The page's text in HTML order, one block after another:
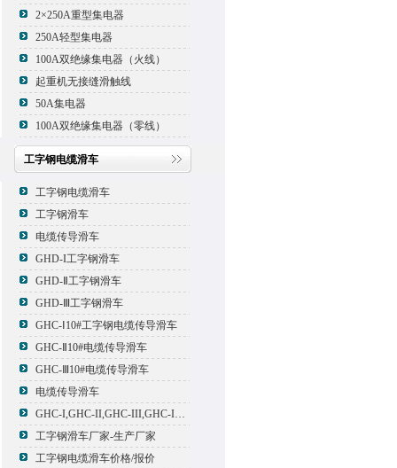
2×250A重型集电器
250A轻型集电器
100A双绝缘集电器（火线）
起重机无接缝滑触线
50A集电器
100A双绝缘集电器（零线）
工字钢电缆滑车
工字钢电缆滑车
工字钢滑车
电缆传导滑车
GHD-I工字钢滑车
GHD-Ⅱ工字钢滑车
GHD-Ⅲ工字钢滑车
GHC-Ⅰ10#工字钢电缆传导滑车
GHC-Ⅱ10#电缆传导滑车
GHC-Ⅲ10#电缆传导滑车
电缆传导滑车
GHC-I,GHC-II,GHC-III,GHC-IV,GHC-V电缆滑车
工字钢滑车厂家-生产厂家
工字钢电缆滑车价格/报价